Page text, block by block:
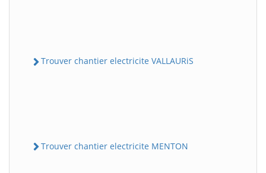
Trouver chantier electricite VALLAURiS
Trouver chantier electricite MENTON